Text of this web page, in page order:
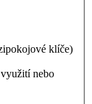
klíče)
nebo